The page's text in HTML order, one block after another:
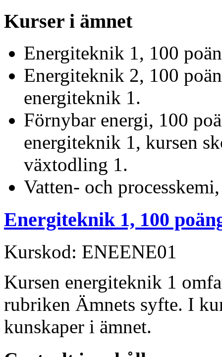
Kurser i ämnet
Energiteknik 1, 100
Energiteknik 2, 100
energiteknik 1.
Förnybar energi, 100
energiteknik 1, kursen
växtodling 1.
Vatten- och
Energiteknik 1, 100
Kurskod: ENEENE01
Kursen energiteknik 1
rubriken Ämnets syfte. I
kunskaper i ämnet.